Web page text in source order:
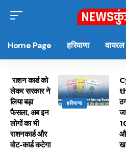
Home Page हरियाणा वायरल
हरियाणा
राशन कार्ड को
लेकर सरकार ने
लिया बड़ा
फैसला, अब इन
लोगों का भी
राशनकार्ड और
वोट-कार्ड कटेगा